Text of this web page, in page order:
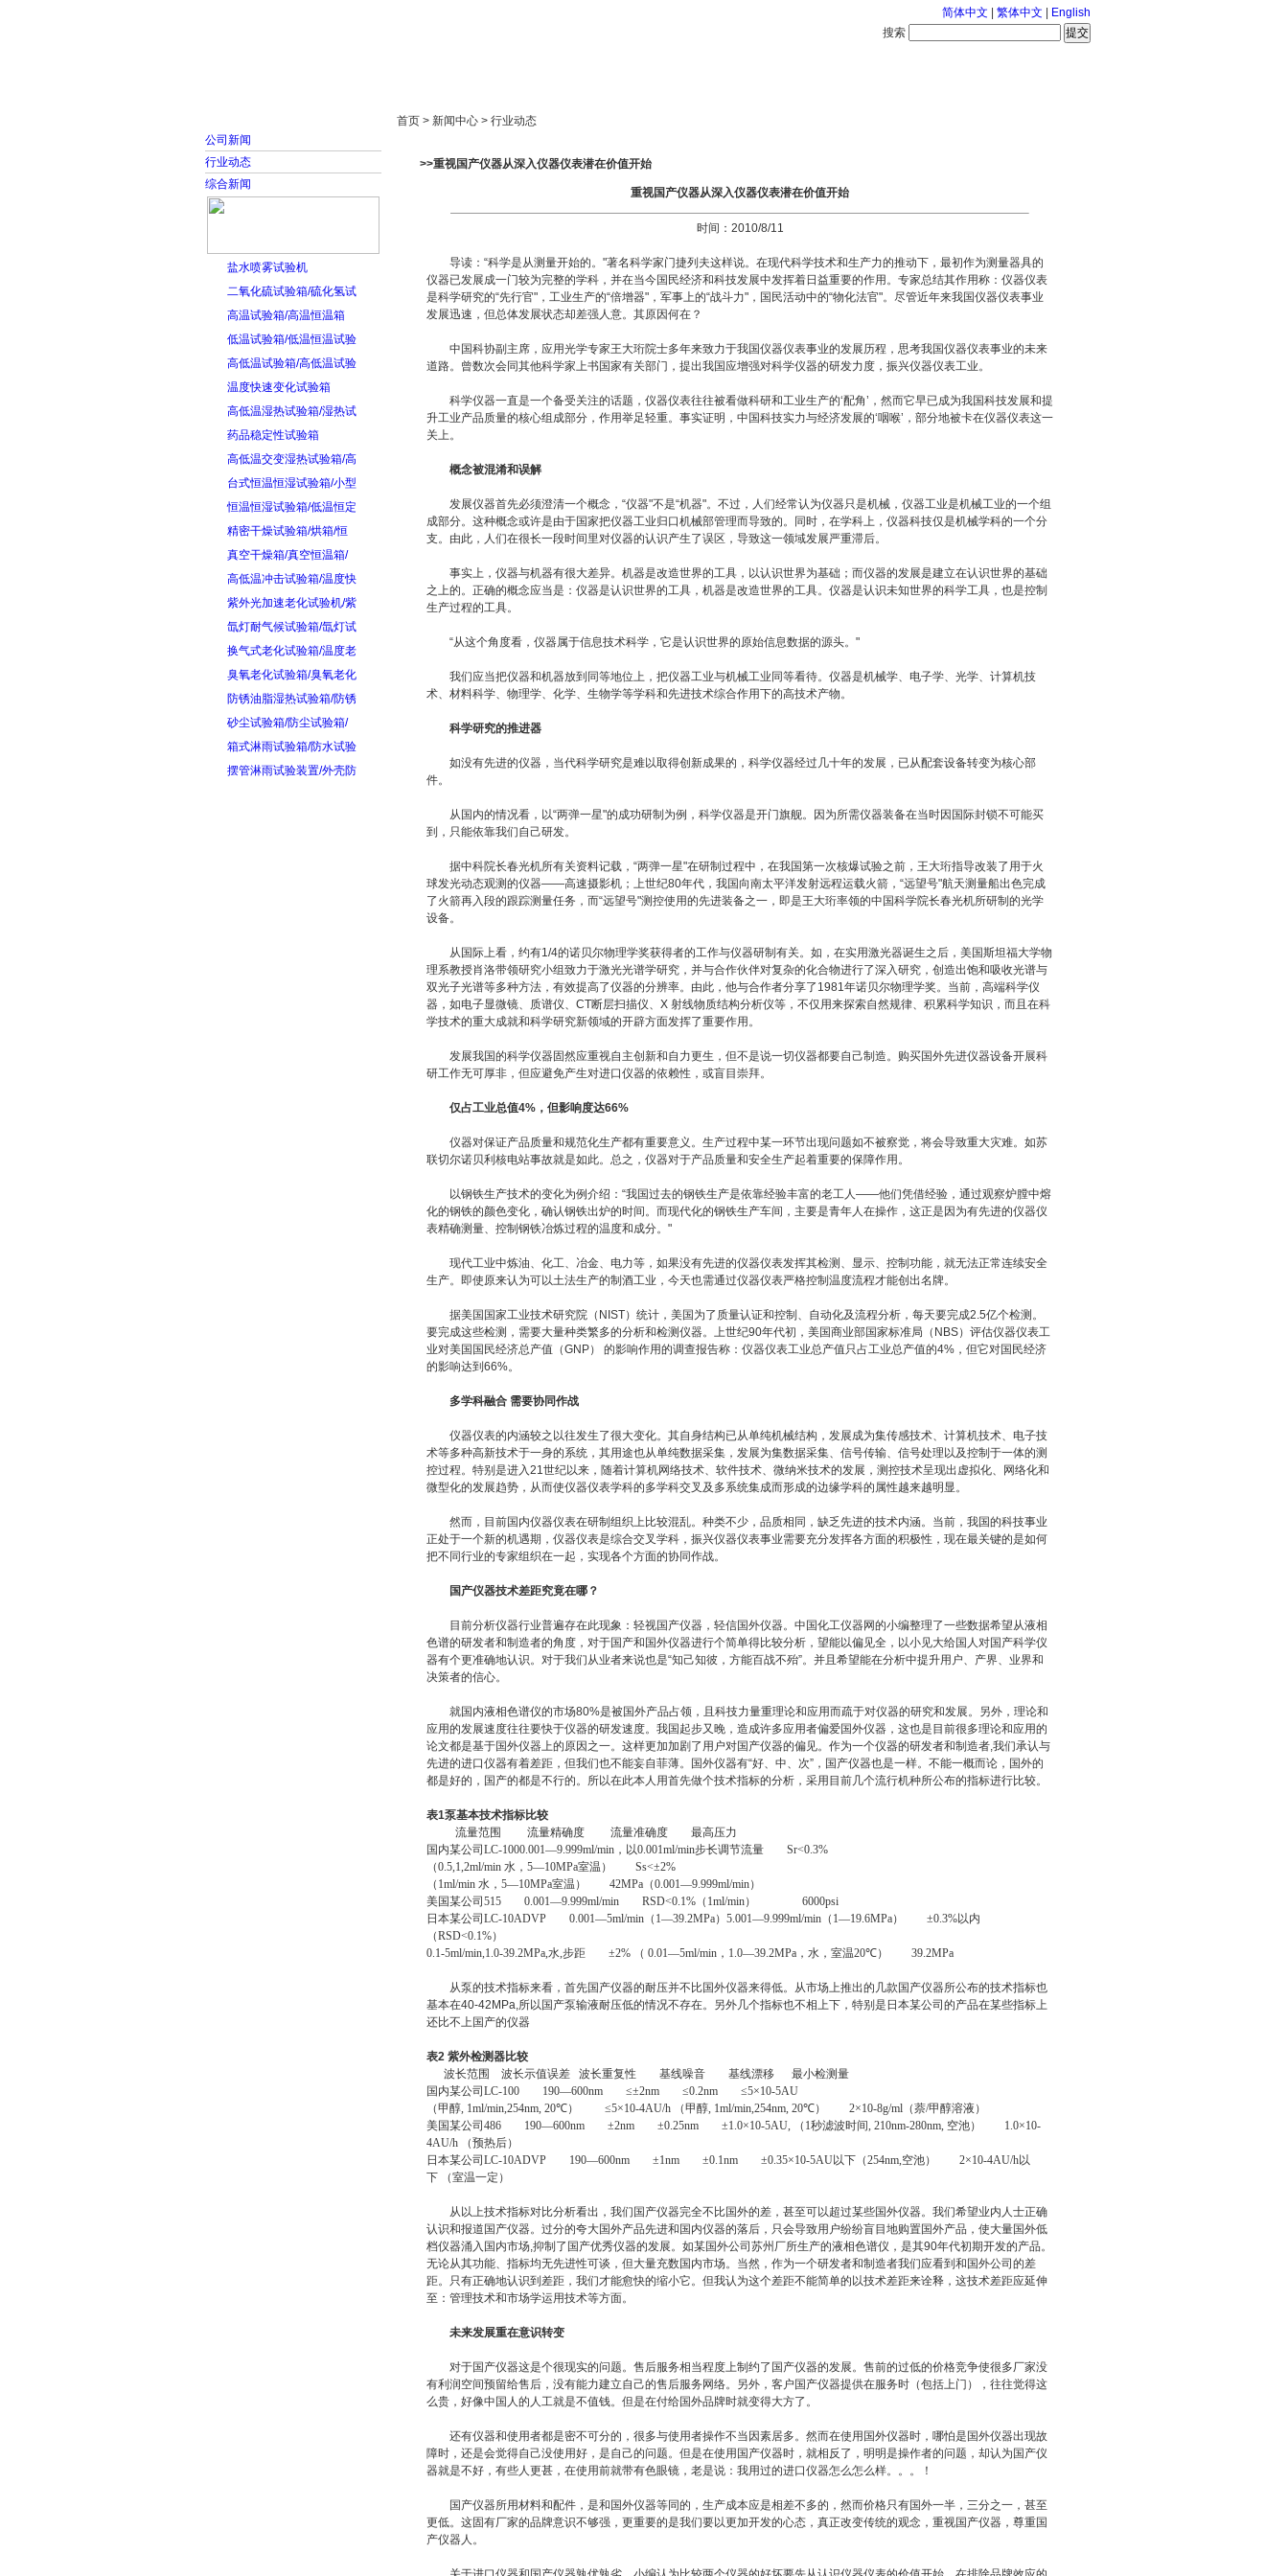
简体中文 繁体中文
English
搜索
公司新闻
行业动态
综合新闻
盐水喷雾试验机
二氧化硫试验箱/硫化氢试
高温试验箱/高温恒温箱
低温试验箱/低温恒温试验
高低温试验箱/高低温试验
温度快速变化试验箱
高低温湿热试验箱/湿热试
药品稳定性试验箱
高低温交变湿热试验箱/高
台式恒温恒湿试验箱/小型
恒温恒湿试验箱/低温恒定
精密干燥试验箱/烘箱/恒
真空干燥箱/真空恒温箱/
高低温冲击试验箱/温度快
紫外光加速老化试验机/紫
氙灯耐气候试验箱/氙灯试
换气式老化试验箱/温度老
臭氧老化试验箱/臭氧老化
防锈油脂湿热试验箱/防锈
砂尘试验箱/防尘试验箱/
箱式淋雨试验箱/防水试验
摆管淋雨试验装置/外壳防
首页 > 新闻中心 > 行业动态
>>重视国产仪器从深入仪器仪表潜在价值开始
重视国产仪器从深入仪器仪表潜在价值开始
时间：2010/8/11
导读：“科学是从测量开始的。"著名科学家门捷列夫这样说。在现代科学技术和生产力的推动下，最初作为测量器具的
仪器已发展成一门较为完整的学科，并在当今国民经济和科技发展中发挥着日益重要的作用。专家总结其作用称：仪器仪表
是科学研究的“先行官"，工业生产的“倍增器"，军事上的“战斗力"，国民活动中的“物化法官"。尽管近年来我国仪器仪表事业
发展迅速，但总体发展状态却差强人意。其原因何在？
中国科协副主席，应用光学专家王大珩院士多年来致力于我国仪器仪表事业的发展历程，思考我国仪器仪表事业的未来
道路。曾数次会同其他科学家上书国家有关部门，提出我国应增强对科学仪器的研发力度，振兴仪器仪表工业。
科学仪器一直是一个备受关注的话题，仪器仪表往往被看做科研和工业生产的‘配角’，然而它早已成为我国科技发展和提
升工业产品质量的核心组成部分，作用举足轻重。事实证明，中国科技实力与经济发展的‘咽喉’，部分地被卡在仪器仪表这一
关上。
概念被混淆和误解
发展仪器首先必须澄清一个概念，“仪器"不是“机器"。不过，人们经常认为仪器只是机械，仪器工业是机械工业的一个组
成部分。这种概念或许是由于国家把仪器工业归口机械部管理而导致的。同时，在学科上，仪器科技仅是机械学科的一个分
支。由此，人们在很长一段时间里对仪器的认识产生了误区，导致这一领域发展严重滞后。
事实上，仪器与机器有很大差异。机器是改造世界的工具，以认识世界为基础；而仪器的发展是建立在认识世界的基础
之上的。正确的概念应当是：仪器是认识世界的工具，机器是改造世界的工具。仪器是认识未知世界的科学工具，也是控制
生产过程的工具。
“从这个角度看，仪器属于信息技术科学，它是认识世界的原始信息数据的源头。"
我们应当把仪器和机器放到同等地位上，把仪器工业与机械工业同等看待。仪器是机械学、电子学、光学、计算机技
术、材料科学、物理学、化学、生物学等学科和先进技术综合作用下的高技术产物。
科学研究的推进器
如没有先进的仪器，当代科学研究是难以取得创新成果的，科学仪器经过几十年的发展，已从配套设备转变为核心部
件。
从国内的情况看，以“两弹一星"的成功研制为例，科学仪器是开门旗舰。因为所需仪器装备在当时因国际封锁不可能买
到，只能依靠我们自己研发。
据中科院长春光机所有关资料记载，“两弹一星"在研制过程中，在我国第一次核爆试验之前，王大珩指导改装了用于火
球发光动态观测的仪器——高速摄影机；上世纪80年代，我国向南太平洋发射远程运载火箭，“远望号"航天测量船出色完成
了火箭再入段的跟踪测量任务，而“远望号"测控使用的先进装备之一，即是王大珩率领的中国科学院长春光机所研制的光学
设备。
从国际上看，约有1/4的诺贝尔物理学奖获得者的工作与仪器研制有关。如，在实用激光器诞生之后，美国斯坦福大学物
理系教授肖洛带领研究小组致力于激光光谱学研究，并与合作伙伴对复杂的化合物进行了深入研究，创造出饱和吸收光谱与
双光子光谱等多种方法，有效提高了仪器的分辨率。由此，他与合作者分享了1981年诺贝尔物理学奖。当前，高端科学仪
器，如电子显微镜、质谱仪、CT断层扫描仪、X 射线物质结构分析仪等，不仅用来探索自然规律、积累科学知识，而且在科
学技术的重大成就和科学研究新领域的开辟方面发挥了重要作用。
发展我国的科学仪器固然应重视自主创新和自力更生，但不是说一切仪器都要自己制造。购买国外先进仪器设备开展科
研工作无可厚非，但应避免产生对进口仪器的依赖性，或盲目崇拜。
仅占工业总值4%，但影响度达66%
仪器对保证产品质量和规范化生产都有重要意义。生产过程中某一环节出现问题如不被察觉，将会导致重大灾难。如苏
联切尔诺贝利核电站事故就是如此。总之，仪器对于产品质量和安全生产起着重要的保障作用。
以钢铁生产技术的变化为例介绍：“我国过去的钢铁生产是依靠经验丰富的老工人——他们凭借经验，通过观察炉膛中熔
化的钢铁的颜色变化，确认钢铁出炉的时间。而现代化的钢铁生产车间，主要是青年人在操作，这正是因为有先进的仪器仪
表精确测量、控制钢铁冶炼过程的温度和成分。"
现代工业中炼油、化工、冶金、电力等，如果没有先进的仪器仪表发挥其检测、显示、控制功能，就无法正常连续安全
生产。即使原来认为可以土法生产的制酒工业，今天也需通过仪器仪表严格控制温度流程才能创出名牌。
据美国国家工业技术研究院（NIST）统计，美国为了质量认证和控制、自动化及流程分析，每天要完成2.5亿个检测。
要完成这些检测，需要大量种类繁多的分析和检测仪器。上世纪90年代初，美国商业部国家标准局（NBS）评估仪器仪表工
业对美国国民经济总产值（GNP） 的影响作用的调查报告称：仪器仪表工业总产值只占工业总产值的4%，但它对国民经济
的影响达到66%。
多学科融合 需要协同作战
仪器仪表的内涵较之以往发生了很大变化。其自身结构已从单纯机械结构，发展成为集传感技术、计算机技术、电子技
术等多种高新技术于一身的系统，其用途也从单纯数据采集，发展为集数据采集、信号传输、信号处理以及控制于一体的测
控过程。特别是进入21世纪以来，随着计算机网络技术、软件技术、微纳米技术的发展，测控技术呈现出虚拟化、网络化和
微型化的发展趋势，从而使仪器仪表学科的多学科交叉及多系统集成而形成的边缘学科的属性越来越明显。
然而，目前国内仪器仪表在研制组织上比较混乱。种类不少，品质相同，缺乏先进的技术内涵。当前，我国的科技事业
正处于一个新的机遇期，仪器仪表是综合交叉学科，振兴仪器仪表事业需要充分发挥各方面的积极性，现在最关键的是如何
把不同行业的专家组织在一起，实现各个方面的协同作战。
国产仪器技术差距究竟在哪？
目前分析仪器行业普遍存在此现象：轻视国产仪器，轻信国外仪器。中国化工仪器网的小编整理了一些数据希望从液相
色谱的研发者和制造者的角度，对于国产和国外仪器进行个简单得比较分析，望能以偏见全，以小见大给国人对国产科学仪
器有个更准确地认识。对于我们从业者来说也是“知己知彼，方能百战不殆”。并且希望能在分析中提升用户、产界、业界和
决策者的信心。
就国内液相色谱仪的市场80%是被国外产品占领，且科技力量重理论和应用而疏于对仪器的研究和发展。另外，理论和
应用的发展速度往往要快于仪器的研发速度。我国起步又晚，造成许多应用者偏爱国外仪器，这也是目前很多理论和应用的
论文都是基于国外仪器上的原因之一。这样更加加剧了用户对国产仪器的偏见。作为一个仪器的研发者和制造者,我们承认与
先进的进口仪器有着差距，但我们也不能妄自菲薄。国外仪器有“好、中、次”，国产仪器也是一样。不能一概而论，国外的
都是好的，国产的都是不行的。所以在此本人用首先做个技术指标的分析，采用目前几个流行机种所公布的指标进行比较。
表1泵基本技术指标比较
流量范围 流量精确度 流量准确度 最高压力
国内某公司 LC-1000.001—9.999ml/min，以0.001ml/min步长调节流量 Sr<0.3%
（0.5,1,2ml/min 水， 5—10MPa室温） Ss<±2%
（1ml/min 水， 5—10MPa室温） 42MPa（0.001—9.999ml/min）
美国某公司 515 0.001—9.999ml/min RSD<0.1%（1ml/min） 6000psi
日本某公司 LC-10ADVP 0.001—5ml/min（ 1—39.2MPa） 5.001—9.999ml/min（ 1—19.6MPa） ±0.3%以内
（RSD<0.1%）
0.1-5ml/min,1.0-39.2MPa,水,步距 ±2% （ 0.01—5ml/min， 1.0—39.2MPa，水，室温20℃） 39.2MPa
从泵的技术指标来看，首先国产仪器的耐压并不比国外仪器来得低。从市场上推出的几款国产仪器所公布的技术指标也
基本在40-42MPa,所以国产泵输液耐压低的情况不存在。另外几个指标也不相上下，特别是日本某公司的产品在某些指标上
还比不上国产的仪器
表2 紫外检测器比较
波长范围 波长示值误差 波长重复性 基线噪音 基线漂移 最小检测量
国内某公司 LC-100 190—600nm ≤±2nm ≤0.2nm ≤5×10-5AU
（甲醇, 1ml/min,254nm, 20℃） ≤5×10-4AU/h （甲醇, 1ml/min,254nm, 20℃） 2×10-8g/ml（萘/甲醇溶液 ）
美国某公司 486 190—600nm ±2nm ±0.25nm ±1.0×10-5AU, （1秒滤波时间, 210nm-280nm, 空池） 1.0×10-
4AU/h （预热后）
日本某公司 LC-10ADVP 190—600nm ±1nm ±0.1nm ±0.35×10-5AU以下（254nm,空池） 2×10-4AU/h以
下
（室温一定 ）
从以上技术指标对比分析看出，我们国产仪器完全不比国外的差，甚至可以超过某些国外仪器。我们希望业内人士正确
认识和报道国产仪器。过分的夸大国外产品先进和国内仪器的落后，只会导致用户纷纷盲目地购置国外产品，使大量国外低
档仪器涌入国内市场,抑制了国产优秀仪器的发展。如某国外公司苏州厂所生产的液相色谱仪，是其90年代初期开发的产品。
无论从其功能、指标均无先进性可谈，但大量充数国内市场。当然，作为一个研发者和制造者我们应看到和国外公司的差
距。只有正确地认识到差距，我们才能愈快的缩小它。但我认为这个差距不能简单的以技术差距来诠释，这技术差距应延伸
至：管理技术和市场学运用技术等方面。
未来发展重在意识转变
对于国产仪器这是个很现实的问题。售后服务相当程度上制约了国产仪器的发展。售前的过低的价格竞争使很多厂家没
有利润空间预留给售后，没有能力建立自己的售后服务网络。另外，客户国产仪器提供在服务时（包括上门），往往觉得这
么贵，好像中国人的人工就是不值钱。但是在付给国外品牌时就变得大方了。
还有仪器和使用者都是密不可分的，很多与使用者操作不当因素居多。然而在使用国外仪器时，哪怕是国外仪器出现故
障时，还是会觉得自己没使用好，是自己的问题。但是在使用国产仪器时，就相反了，明明是操作者的问题，却认为国产仪
器就是不好，有些人更甚，在使用前就带有色眼镜，老是说：我用过的进口仪器怎么怎么样。。。！
国产仪器所用材料和配件，是和国外仪器等同的，生产成本应是相差不多的，然而价格只有国外一半，三分之一，甚至
更低。这固有厂家的品牌意识不够强，更重要的是我们要以更加开发的心态，真正改变传统的观念，重视国产仪器，尊重国
产仪器人。